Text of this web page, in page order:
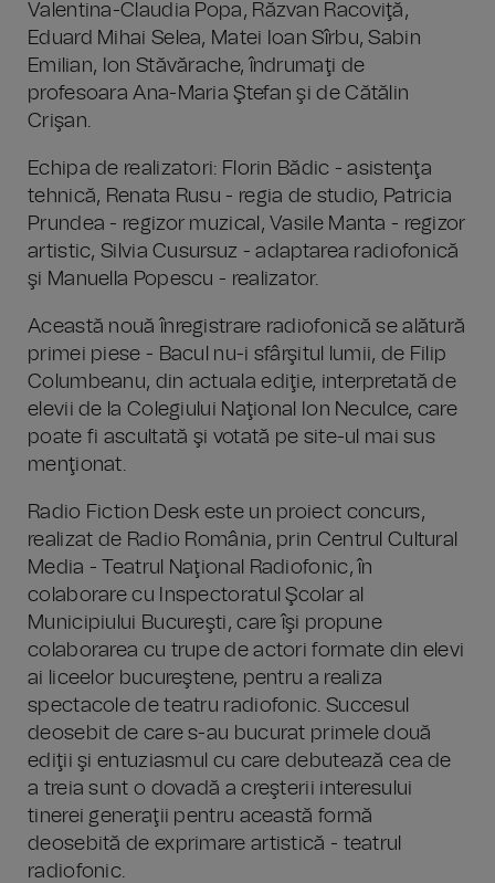
Valentina-Claudia Popa, Răzvan Racoviţă,
Eduard Mihai Selea, Matei Ioan Sîrbu, Sabin
Emilian, Ion Stăvărache, îndrumaţi de
profesoara Ana-Maria Ştefan şi de Cătălin
Crişan.
Echipa de realizatori: Florin Bădic - asistenţa
tehnică, Renata Rusu - regia de studio, Patricia
Prundea - regizor muzical, Vasile Manta - regizor
artistic, Silvia Cusursuz - adaptarea radiofonică
şi Manuella Popescu - realizator.
Această nouă înregistrare radiofonică se alătură
primei piese - Bacul nu-i sfârşitul lumii, de Filip
Columbeanu, din actuala ediţie, interpretată de
elevii de la Colegiului Naţional Ion Neculce, care
poate fi ascultată şi votată pe site-ul mai sus
menţionat.
Radio Fiction Desk este un proiect concurs,
realizat de Radio România, prin Centrul Cultural
Media - Teatrul Naţional Radiofonic, în
colaborare cu Inspectoratul Şcolar al
Municipiului Bucureşti, care îşi propune
colaborarea cu trupe de actori formate din elevi
ai liceelor bucureştene, pentru a realiza
spectacole de teatru radiofonic. Succesul
deosebit de care s-au bucurat primele două
ediţii şi entuziasmul cu care debutează cea de
a treia sunt o dovadă a creşterii interesului
tinerei generaţii pentru această formă
deosebită de exprimare artistică - teatrul
radiofonic.